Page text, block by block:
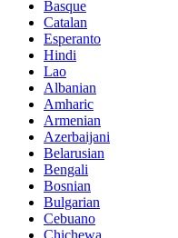
Basque
Catalan
Esperanto
Hindi
Lao
Albanian
Amharic
Armenian
Azerbaijani
Belarusian
Bengali
Bosnian
Bulgarian
Cebuano